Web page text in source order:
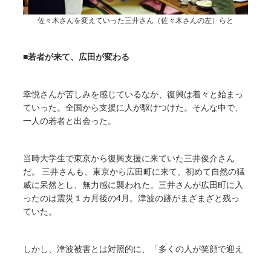
佐々木さんを変えていった三井さん（佐々木さんの左）らと
■若者が来て、広田が変わる
幸悦さんが苦しみを感じているなか、復興は着々と始まっ
ていった。全国から支援に人が駆けつけた。そんな中で、
一人の若者と出会った。
当時大学生で東京から復興支援に来ていた三井俊介さん
だ。 三井さんも、東京から広田町に来て、初めて自然の猛
威に呆然とし、無力感に襲われた。三井さんが広田町に入
ったのは震災１カ月後の4月。津波の跡がまざまざと残っ
ていた。
しかし、津波被害とは対照的に、「多くの人が笑顔で迎え